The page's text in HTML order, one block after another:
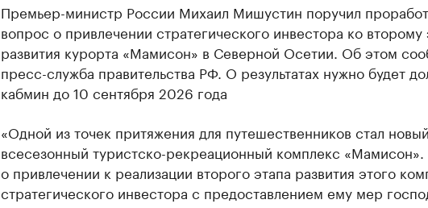
Премьер-министр России Михаил Мишустин поручил
вопрос о привлечении стратегического инвестора ко второму
развития курорта «Мамисон» в Северной Осетии. Об этом
пресс-служба правительства РФ. О результатах нужно будет
кабмин до 10 сентября 2026 года
«Одной из точек притяжения для путешественников стал
всесезонный туристско-рекреационный комплекс
о привлечении к реализации второго этапа развития этого
стратегического инвестора с предоставлением ему мер